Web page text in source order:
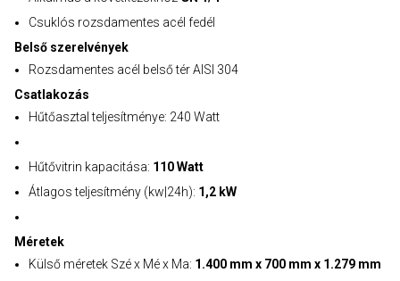
Csuklós rozsdamentes acél fedél
Belső szerelvények
Rozsdamentes acél belső tér AISI 304
Csatlakozás
Hűtőasztal teljesítménye: 240 Watt
Hűtővitrin kapacitása: 110 Watt
Átlagos teljesítmény (kw|24h): 1,2 kW
Méretek
Külső méretek Szé x Mé x Ma: 1.400 mm x 700 mm x 1.279 mm